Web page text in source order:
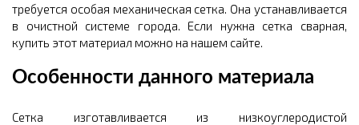
требуется особая механическая сетка. Она устанавливается
в очистной системе города. Если нужна сетка сварная,
купить этот материал можно на нашем сайте.
Особенности данного материала
Сетка изготавливается из низкоуглеродистой